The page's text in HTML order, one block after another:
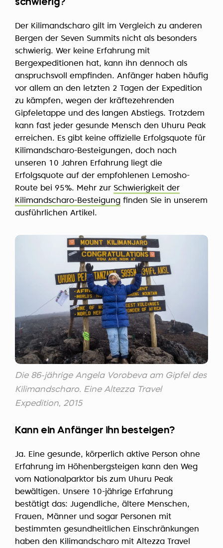
schwierig?
Der Kilimandscharo gilt im Vergleich zu anderen
Bergen der Seven Summits nicht als besonders
schwierig. Wer keine Erfahrung mit
Bergexpeditionen hat, kann ihn dennoch als
anspruchsvoll empfinden. Anfänger haben häufig
vor allem an den letzten 2 Tagen der Expedition
zu kämpfen, wegen der kräftezehrenden
Gipfeletappe und des langen Abstiegs. Trotzdem
kann fast jeder gesunde Mensch den Uhuru Peak
erreichen. Es gibt keine offizielle Erfolgsquote für
Kilimandscharo-Besteigungen, doch nach
unseren 10 Jahren Erfahrung liegt die
Erfolgsquote auf der empfohlenen Lemosho-
Route bei 95%. Mehr zur Schwierigkeit der
Kilimandscharo-Besteigung finden Sie in unserem
ausführlichen Artikel.
Die 86-jährige Angela Vorobeva am Gipfel des
Kilimandscharo. Eine Altezza Travel
Expedition, 2015
Kann ein Anfänger ihn besteigen?
Ja. Eine gesunde, körperlich aktive Person ohne
Erfahrung im Höhenbergsteigen kann den Weg
vom Nationalparktor bis zum Uhuru Peak
bewältigen. Unsere 10-jährige Erfahrung
bestätigt das: Jugendliche, ältere Menschen,
Frauen, Männer und sogar Personen mit
bestimmten gesundheitlichen Einschränkungen
haben den Kilimandscharo mit Altezza Travel